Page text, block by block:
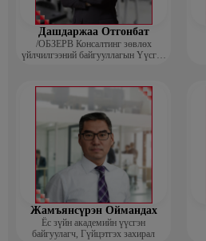
Дашдаржаа Отгонбат
/ОБЗЕРВ Консалтинг зөвлөх
үйлчилгээний байгууллагын Үүсгэн
Жамъянсүрэн Оймандах
Ёс зүйн академийн үүсгэн
байгуулагч, Гүйцэтгэх захирал